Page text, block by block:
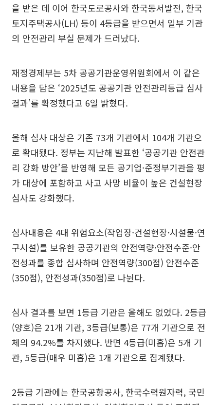
을 받은 데 이어 한국도로공사와 한국동서발전, 한국
토지주택공사(LH) 등이 4등급을 받으면서 일부 기관
의 안전관리 부실 문제가 드러났다.
재정경제부는 5차 공공기관운영위원회에서 이 같은
내용을 담은 ‘2025년도 공공기관 안전관리등급 심사
결과’를 확정했다고 6일 밝혔다.
올해 심사 대상은 기존 73개 기관에서 104개 기관으
로 확대됐다. 정부는 지난해 발표한 ‘공공기관 안전관
리 강화 방안’을 반영해 모든 공기업·준정부기관을 평
가 대상에 포함하고 사고 사망 비율이 높은 건설현장
심사도 강화했다.
심사내용은 4대 위험요소(작업장·건설현장·시설물·연
구시설)를 보유한 공공기관의 안전역량·안전수준·안
전성과를 종합 심사하며 안전역량(300점) 안전수준
(350점), 안전성과(350점)로 나뉜다.
심사 결과를 보면 1등급 기관은 올해도 없었다. 2등급
(양호)은 21개 기관, 3등급(보통)은 77개 기관으로 전
체의 94.2%를 차지했다. 반면 4등급(미흡)은 5개 기
관, 5등급(매우 미흡)은 1개 기관으로 집계됐다.
2등급 기관에는 한국공항공사, 한국수력원자력, 국민